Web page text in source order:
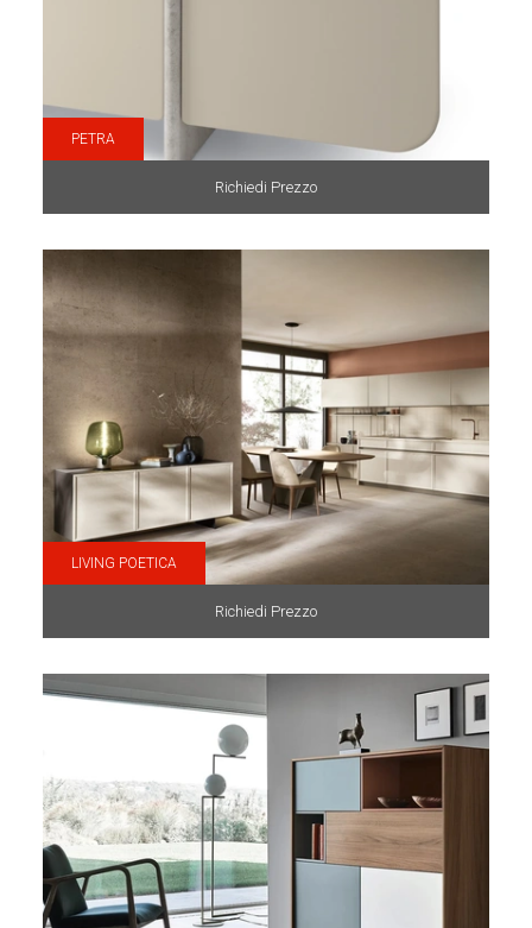
PETRA
Richiedi Prezzo
LIVING POETICA
Richiedi Prezzo